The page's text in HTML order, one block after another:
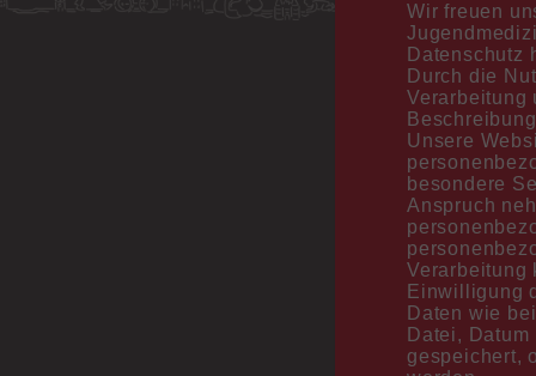
Wir freuen
Datenschutz
Durch die
Verarbeitung
Unsere
besondere
Anspruch
Verarbeitung
Einwilligung
Daten wie
Datei,
gespeichert,